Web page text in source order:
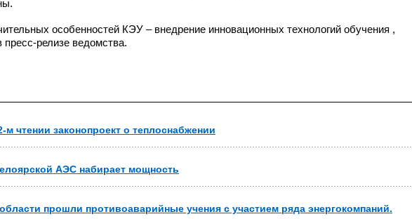
особенностей КЭУ – внедрение инновационных технологий обучения ,
пресс-релизе ведомства.
м чтении законопроект о теплоснабжении
АЭС набирает мощность
прошли противоаварийные учения с участием ряда энергокомпаний.